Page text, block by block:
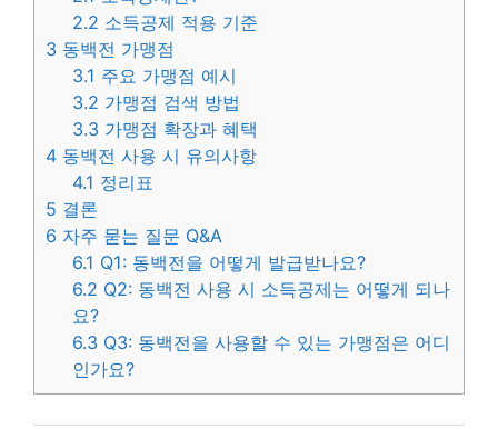
2.2 소득공제 적용 기준
3 동백전 가맹점
3.1 주요 가맹점 예시
3.2 가맹점 검색 방법
3.3 가맹점 확장과 혜택
4 동백전 사용 시 유의사항
4.1 정리표
5 결론
6 자주 묻는 질문 Q&A
6.1 Q1: 동백전을 어떻게 발급받나요?
6.2 Q2: 동백전 사용 시 소득공제는 어떻게 되나
요?
6.3 Q3: 동백전을 사용할 수 있는 가맹점은 어디
인가요?